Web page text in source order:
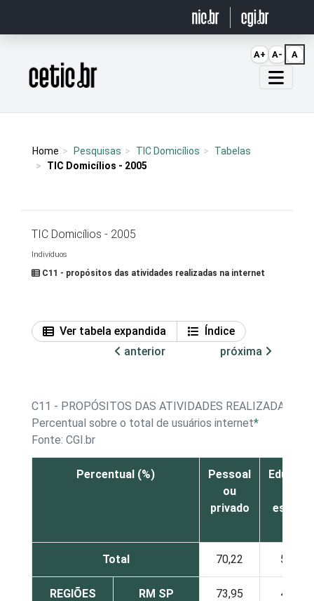
Página inicial
Home Pesquisas TIC Domicílios
Tabelas
TIC Domicílios - 2005
TIC Domicílios - 2005
Indivíduos
C11 - propósitos das atividades realizadas na internet
Ver tabela expandida
Índice
anterior
próxima
C11 - PROPÓSITOS DAS ATIVIDADES REALIZADAS NA
Percentual sobre o total de usuários internet*
Fonte: CGI.br
Percentual (%)
Pessoal
ou
privado
Total 70,22 51,79
REGIÕES
RM SP 73,95 48,17
A+ A- A